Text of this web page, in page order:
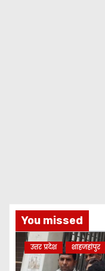
You missed
उत्तर प्रदेश शाहजहांपुर